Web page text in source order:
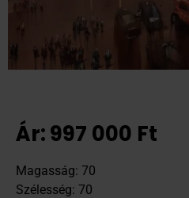
Ár:997 000 Ft
Magasság: 70
Szélesség: 70